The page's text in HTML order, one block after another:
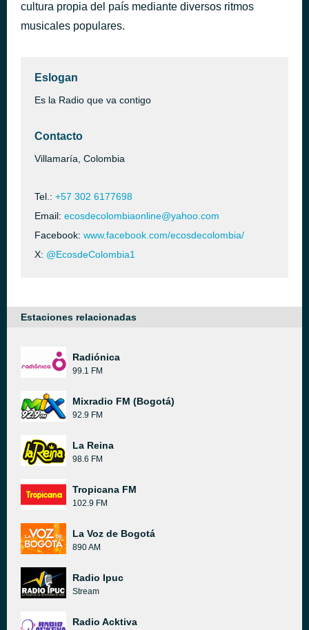
cultura propia del país mediante diversos ritmos
musicales populares.
Eslogan
Es la Radio que va contigo
Contacto
Villamaría, Colombia
Tel.: +57 302 6177698
Email: ecosdecolombiaonline@yahoo.com
Facebook: www.facebook.com/ecosdecolombia/
X: @EcosdeColombia1
Estaciones relacionadas
Radiónica
99.1 FM
Mixradio FM (Bogotá)
92.9 FM
La Reina
98.6 FM
Tropicana FM
102.9 FM
La Voz de Bogotá
890 AM
Radio Ipuc
Stream
Radio Acktiva